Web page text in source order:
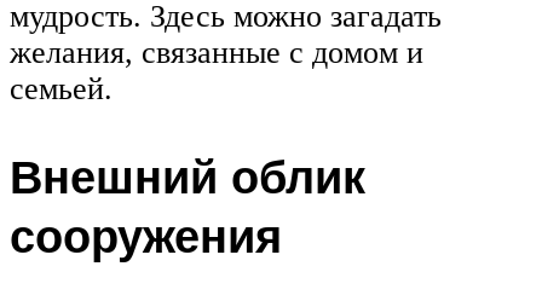
мудрость. Здесь можно загадать
желания, связанные с домом и
семьей.
Внешний облик
сооружения